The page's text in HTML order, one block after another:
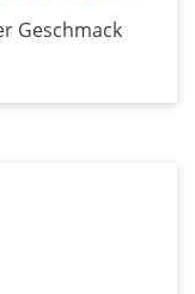
Geschmack